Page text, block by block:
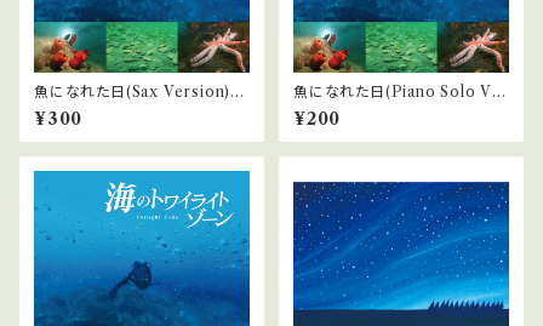
魚になれた日(Sax Version)
（ダウンロード）『海のトワイライ
トゾーン』より
¥300
魚になれた日(Piano Solo Ver
sion)（ダウンロード）『海のトワ
イライトゾーン』より
¥200